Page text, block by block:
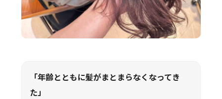
「年齢とともに髪がまとまらなくなってき
た」